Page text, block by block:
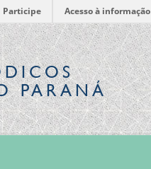
Participe Acesso à informação
PARANÁ